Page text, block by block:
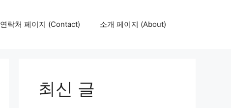
연락처 페이지 (Contact) 소개 페이지 (About)
최신 글